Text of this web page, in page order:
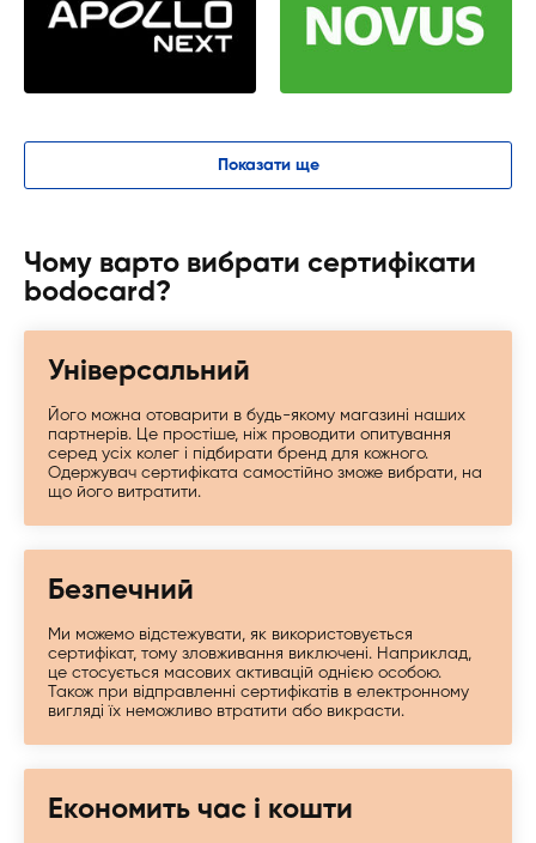
Показати ще
Чому варто вибрати сертифікати
bodocard?
Універсальний
Його можна отоварити в будь-якому магазині наших
партнерів. Це простіше, ніж проводити опитування
серед усіх колег і підбирати бренд для кожного.
Одержувач сертифіката самостійно зможе вибрати, на
що його витратити.
Безпечний
Ми можемо відстежувати, як використовується
сертифікат, тому зловживання виключені. Наприклад,
це стосується масових активацій однією особою.
Також при відправленні сертифікатів в електронному
вигляді їх неможливо втратити або викрасти.
Економить час і кошти